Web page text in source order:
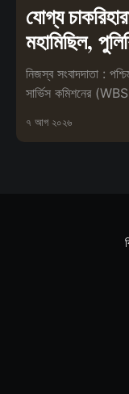
যোগ্য
মহামিছিল,
নিজস্ব সংবাদদাতা :
সার্ভিস কমিশনের
৭ আগ ২০২৬